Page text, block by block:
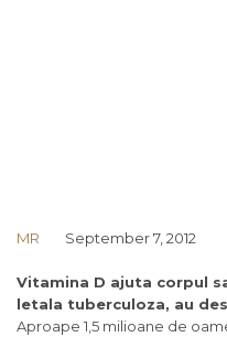
MR September 7, 2012
Vitamina D ajuta corpul
letala tuberculoza, au
Aproape 1,5 milioane de